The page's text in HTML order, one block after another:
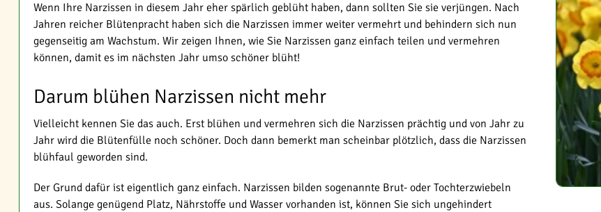
Wenn Ihre Narzissen in diesem Jahr eher spärlich geblüht haben, dann sollten Sie sie verjüngen. Nach
Jahren reicher Blütenpracht haben sich die Narzissen immer weiter vermehrt und behindern sich nun
gegenseitig am Wachstum. Wir zeigen Ihnen, wie Sie Narzissen ganz einfach teilen und vermehren
können, damit es im nächsten Jahr umso schöner blüht!
Darum blühen Narzissen nicht mehr
Vielleicht kennen Sie das auch. Erst blühen und vermehren sich die Narzissen prächtig und von Jahr zu
Jahr wird die Blütenfülle noch schöner. Doch dann bemerkt man scheinbar plötzlich, dass die Narzissen
blühfaul geworden sind.
Der Grund dafür ist eigentlich ganz einfach. Narzissen bilden sogenannte Brut- oder Tochterzwiebeln
aus. Solange genügend Platz, Nährstoffe und Wasser vorhanden ist, können Sie sich ungehindert